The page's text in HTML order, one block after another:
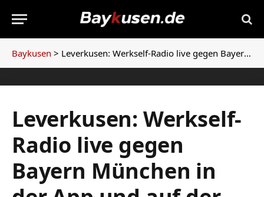
Baykusen > Leverkusen: Werkself-Radio live gegen Bayern München in der App und auf der Webseite
Leverkusen: Werkself-
Radio live gegen
Bayern München in